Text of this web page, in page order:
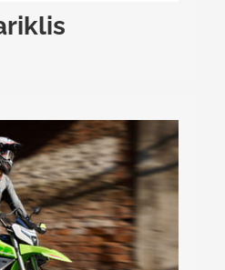
IR STABILUMAS
aukštos kokybės
tipo) priekinė šakė
tvirtumą ir tikslų valdymą